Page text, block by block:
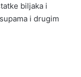
biljaka i
i drugim